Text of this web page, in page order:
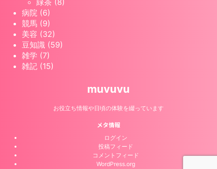
病院 (6)
競馬 (9)
美容 (32)
豆知識 (59)
雑学 (7)
雑記 (15)
muvuvu
お役立ち情報や日頃の体験を綴っています
メタ情報
ログイン
投稿フィード
コメントフィード
WordPress.org